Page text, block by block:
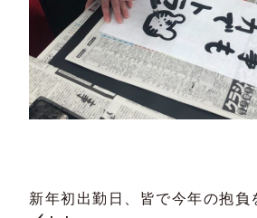
新年初出勤日、皆で今年の抱負